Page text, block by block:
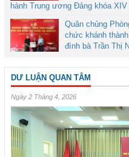
hành Trung ương Đảng khóa XIV
Quân chủng
chức khánh
đình bà Trần Thị
DƯ LUẬN QUAN TÂM
Ngày 2 Tháng 4, 2026